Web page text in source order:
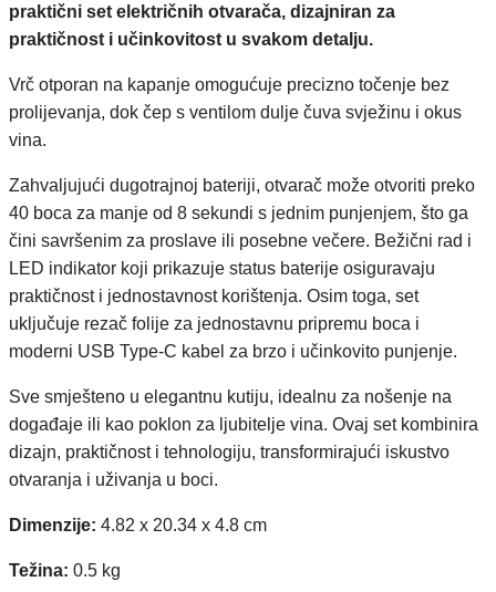
praktični set električnih otvarača, dizajniran za
praktičnost i učinkovitost u svakom detalju.
Vrč otporan na kapanje omogućuje precizno točenje bez
prolijevanja, dok čep s ventilom dulje čuva svježinu i okus
vina.
Zahvaljujući dugotrajnoj bateriji, otvarač može otvoriti preko
40 boca za manje od 8 sekundi s jednim punjenjem, što ga
čini savršenim za proslave ili posebne večere. Bežični rad i
LED indikator koji prikazuje status baterije osiguravaju
praktičnost i jednostavnost korištenja. Osim toga, set
uključuje rezač folije za jednostavnu pripremu boca i
moderni USB Type-C kabel za brzo i učinkovito punjenje.
Sve smješteno u elegantnu kutiju, idealnu za nošenje na
događaje ili kao poklon za ljubitelje vina. Ovaj set kombinira
dizajn, praktičnost i tehnologiju, transformirajući iskustvo
otvaranja i uživanja u boci.
Dimenzije: 4.82 x 20.34 x 4.8 cm
Težina: 0.5 kg